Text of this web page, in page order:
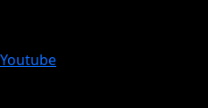
Youtube